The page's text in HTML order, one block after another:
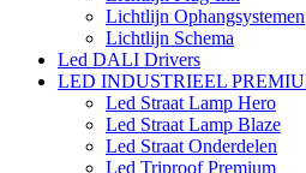
Lichtlijn Ophangsystemen
Lichtlijn Schema
Led DALI Drivers
LED INDUSTRIEEL
Led Straat Lamp Hero
Led Straat Lamp Blaze
Led Straat Onderdelen
Led Triproof Premium